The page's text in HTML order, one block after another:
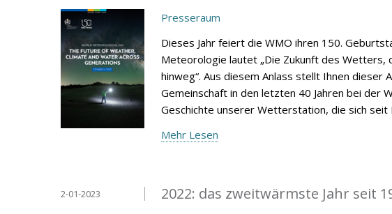
Presseraum
Dieses Jahr feiert die WMO ihren 150.
Meteorologie lautet „Die Zukunft des Wetters,
hinweg“. Aus diesem Anlass stellt Ihnen
Gemeinschaft in den letzten 40 Jahren bei der
Geschichte unserer Wetterstation, die sich
Mehr Lesen
2022: das zweitwärmste Jahr seit
2-01-2023